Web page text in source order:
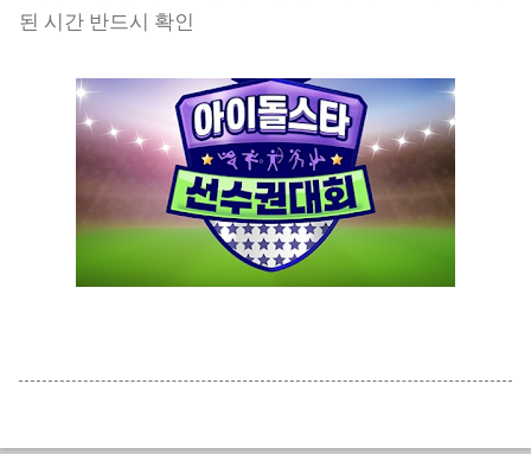
된 시간 반드시 확인